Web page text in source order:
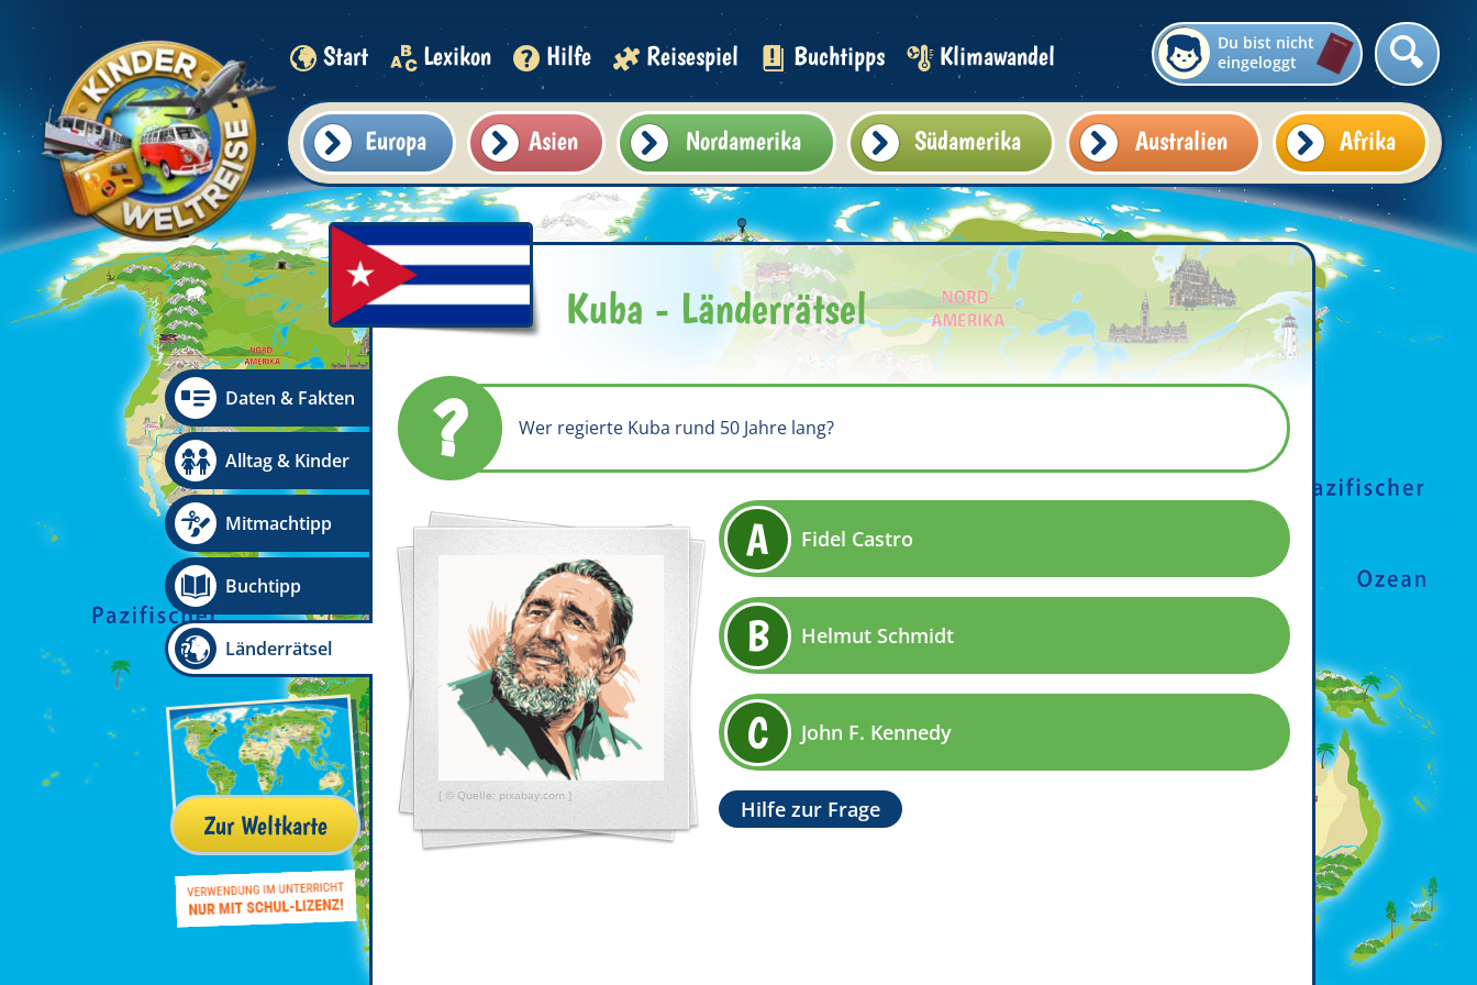
Start Lexikon Hilfe Reisespiel Buchtipps Klimawandel
Du bist nicht
eingeloggt
Europa Asien Nordamerika Südamerika Australien Afrika
Daten & Fakten
Alltag & Kinder
Mitmachtipp
Buchtipp
Länderrätsel
Zur Weltkarte
Kuba - Länderrätsel
? Wer regierte Kuba rund 50 Jahre lang?
[ © Quelle: pixabay.com ]
A Fidel Castro
B Helmut Schmidt
C John F. Kennedy
Hilfe zur Frage